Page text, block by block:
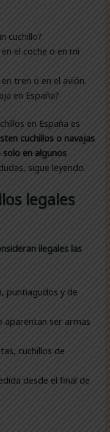
cuchillo?
el coche o en mi
tren o en el avión.
en España?
en España es
cuchillos o navajas
solo en algunos
sigue leyendo.
legales
ilegales las
puntiagudos y de
aparentan ser armas
cuchillos de
desde el final de